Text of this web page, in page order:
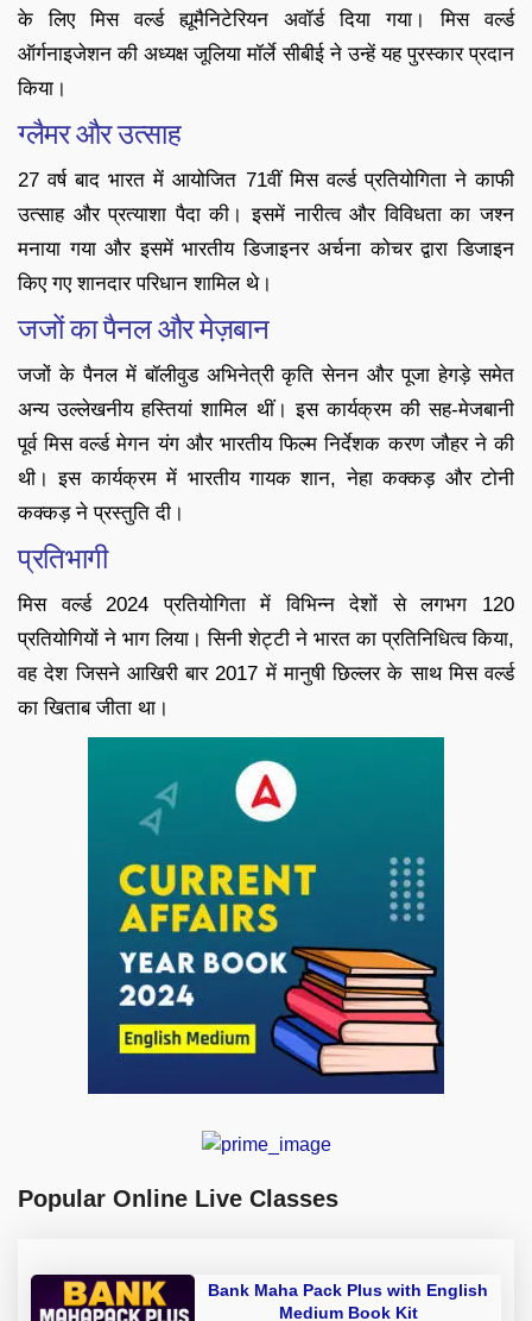
के लिए मिस वर्ल्ड ह्यूमैनिटेरियन अवॉर्ड दिया गया। मिस वर्ल्ड
ऑर्गनाइजेशन की अध्यक्ष जूलिया मॉर्ले सीबीई ने उन्हें यह पुरस्कार प्रदान
किया।
ग्लैमर और उत्साह
27 वर्ष बाद भारत में आयोजित 71वीं मिस वर्ल्ड प्रतियोगिता ने काफी
उत्साह और प्रत्याशा पैदा की। इसमें नारीत्व और विविधता का जश्न
मनाया गया और इसमें भारतीय डिजाइनर अर्चना कोचर द्वारा डिजाइन
किए गए शानदार परिधान शामिल थे।
जजों का पैनल और मेज़बान
जजों के पैनल में बॉलीवुड अभिनेत्री कृति सेनन और पूजा हेगड़े समेत
अन्य उल्लेखनीय हस्तियां शामिल थीं। इस कार्यक्रम की सह-मेजबानी
पूर्व मिस वर्ल्ड मेगन यंग और भारतीय फिल्म निर्देशक करण जौहर ने की
थी। इस कार्यक्रम में भारतीय गायक शान, नेहा कक्कड़ और टोनी
कक्कड़ ने प्रस्तुति दी।
प्रतिभागी
मिस वर्ल्ड 2024 प्रतियोगिता में विभिन्न देशों से लगभग 120
प्रतियोगियों ने भाग लिया। सिनी शेट्टी ने भारत का प्रतिनिधित्व किया,
वह देश जिसने आखिरी बार 2017 में मानुषी छिल्लर के साथ मिस वर्ल्ड
का खिताब जीता था।
Popular Online Live Classes
Bank Maha Pack Plus with English
Medium Book Kit